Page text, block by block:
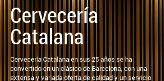
Cervecería
Catalana
Cervecería Catalana en sus 25 años se ha
convertido en un clásico de Barcelona, con una
extensa y variada oferta de calidad y un servicio